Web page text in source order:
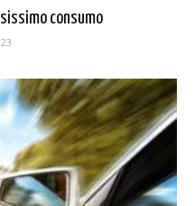
consumo